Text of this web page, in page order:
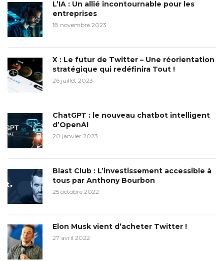
L’IA : Un allié incontournable pour les
entreprises
18 novembre 2023
X : Le futur de Twitter – Une réorientation
stratégique qui redéfinira Tout !
26 juillet 2023
ChatGPT : le nouveau chatbot intelligent
d’OpenAI
20 janvier 2023
Blast Club : L’investissement accessible à
tous par Anthony Bourbon
25 octobre 2022
Elon Musk vient d’acheter Twitter !
27 avril 2022